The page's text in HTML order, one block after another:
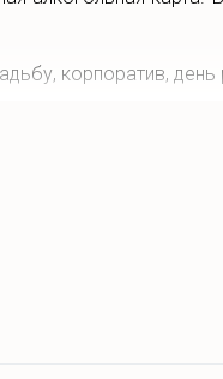
корпоратив,